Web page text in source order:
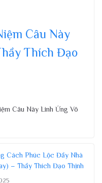
Câu Này
Thích Đạo
Câu Này Linh Ứng Vô
Cách Phúc Lộc Đầy Nhà
– Thầy Thích Đạo Thịnh